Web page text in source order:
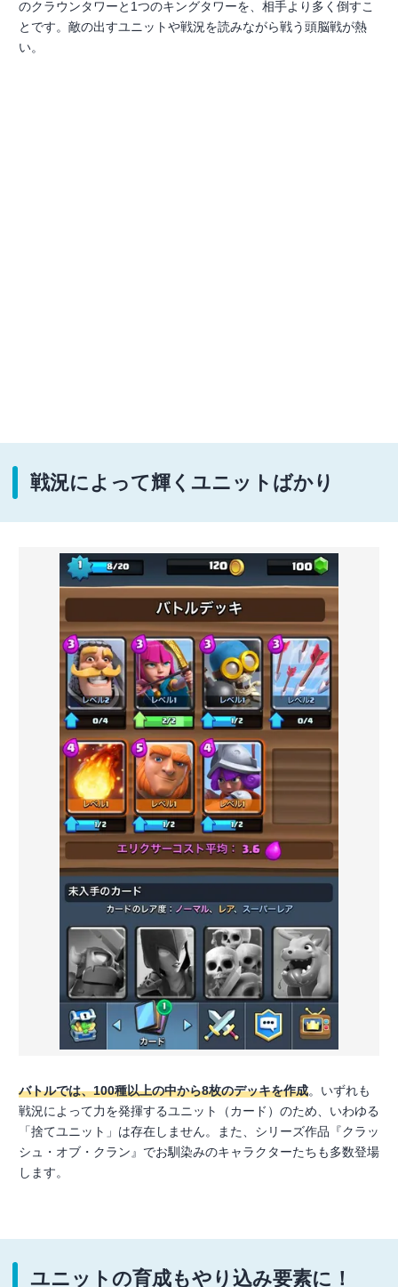
のクラウンタワーと1つのキングタワーを、相手より多く倒すこ
とです。敵の出すユニットや戦況を読みながら戦う頭脳戦が熱
い。
戦況によって輝くユニットばかり
バトルでは、100種以上の中から8枚のデッキを作成。いずれも
戦況によって力を発揮するユニット（カード）のため、いわゆる
「捨てユニット」は存在しません。また、シリーズ作品『クラッ
シュ・オブ・クラン』でお馴染みのキャラクターたちも多数登場
します。
ユニットの育成もやり込み要素に！